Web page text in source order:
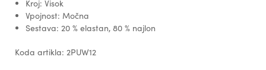
Kroj: Visok
Vpojnost: Močna
Sestava: 20 % elastan, 80 % najlon
Koda artikla: 2PUW12